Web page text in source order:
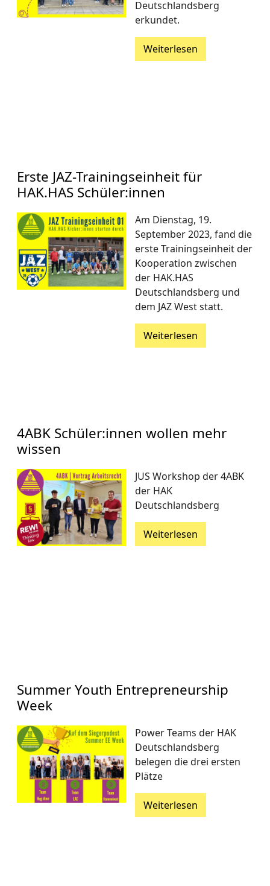
Deutschlandsberg
erkundet.
Weiterlesen
Erste JAZ-Trainingseinheit für
HAK.HAS Schüler:innen
Am Dienstag, 19.
September 2023, fand die
erste Trainingseinheit der
Kooperation zwischen
der HAK.HAS
Deutschlandsberg und
dem JAZ West statt.
Weiterlesen
4ABK Schüler:innen wollen mehr
wissen
JUS Workshop der 4ABK
der HAK
Deutschlandsberg
Weiterlesen
Summer Youth Entrepreneurship
Week
Power Teams der HAK
Deutschlandsberg
belegen die drei ersten
Plätze
Weiterlesen